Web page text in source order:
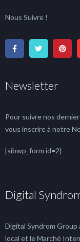
Nous Suivre !
Newsletter
Pour suivre nos
vous inscrire à notre
[sibwp_form id=2]
Digital
Digital Syndrom Group
local et le Marché